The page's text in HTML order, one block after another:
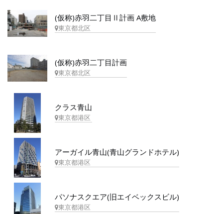
(仮称)赤羽二丁目Ⅱ計画 A敷地
東京都北区
(仮称)赤羽二丁目計画
東京都北区
クラス青山
東京都港区
アーガイル青山(青山グランドホテル)
東京都港区
パソナスクエア(旧エイベックスビル)
東京都港区